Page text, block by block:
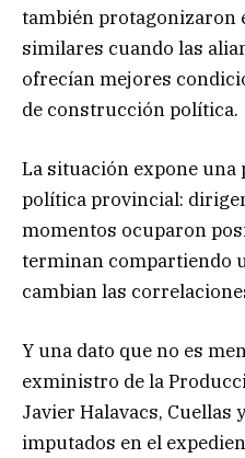
también protagonizaron
similares cuando las
ofrecían mejores
de construcción política.
La situación expone una
política provincial:
momentos ocuparon
terminan compartiendo
cambian las
Y una dato que no es
exministro de la
Javier Halavacs, Cuellas
imputados en el